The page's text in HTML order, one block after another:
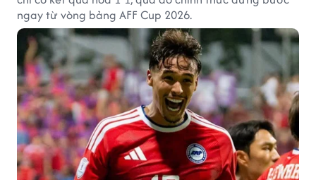
ngay từ vòng bảng AFF Cup 2026.